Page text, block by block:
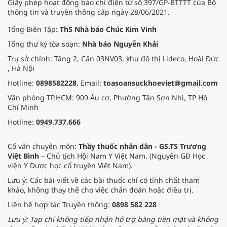
Giấy phép hoạt động báo chí điện tử số 397/GP-BTTTT của Bộ
thông tin và truyền thông cấp ngày 28/06/2021.
Tổng Biên Tập: ThS Nhà báo Chúc Kim Vinh
Tổng thư ký tòa soạn: Nhà báo Nguyễn Khải
Trụ sở chính: Tầng 2, Căn 03NV03, khu đô thị Lideco, Hoài Đức
, Hà Nội
Hotline: 0898582228. Email: toasoansuckhoeviet@gmail.com
Văn phòng TP.HCM: 909 Âu cơ, Phường Tân Sơn Nhì, TP Hồ
Chí Minh
Hotline: 0949.737.666
Cố vấn chuyên môn: Thầy thuốc nhân dân - GS.TS Trương
Việt Bình – Chủ tịch Hội Nam Y Việt Nam. (Nguyên GĐ Học
viện Y Dược học cổ truyền Việt Nam).
Lưu ý: Các bài viết về các bài thuốc chỉ có tính chất tham
khảo, không thay thế cho việc chẩn đoán hoặc điều trị.
Liên hệ hợp tác Truyền thông: 0898 582 228
Lưu ý: Tạp chí không tiếp nhận hỗ trợ bằng tiền mặt và không